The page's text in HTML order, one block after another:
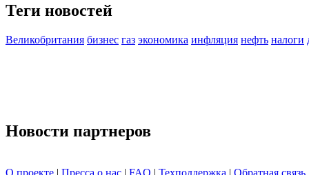
Теги новостей
Великобритания бизнес газ экономика инфляция нефть налоги
Новости партнеров
О проекте | Пресса о нас | FAQ | Техподдержка | Обратная связь